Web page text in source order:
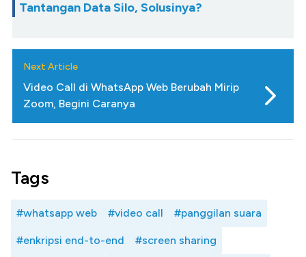
Tantangan Data Silo, Solusinya?
Next Article
Video Call di WhatsApp Web Berubah Mirip
Zoom, Begini Caranya
Tags
#whatsapp web #video call #panggilan suara
#enkripsi end-to-end #screen sharing